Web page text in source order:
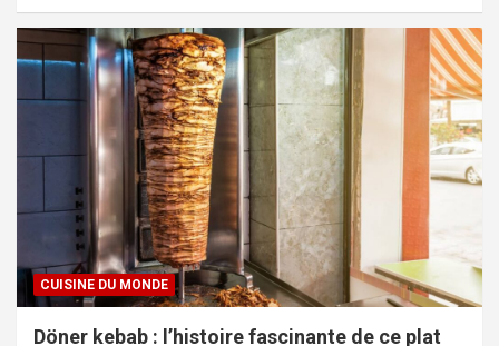
CUISINE DU MONDE
Döner kebab : l’histoire fascinante de ce plat